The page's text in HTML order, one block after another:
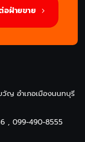
อฝ่ายขาย
วัญ อำเภอเมืองนนทบุรี
, 099-490-8555